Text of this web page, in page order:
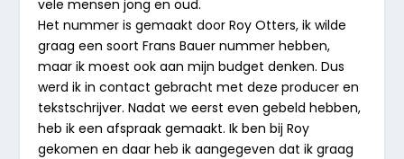
vele mensen jong en oud.
Het nummer is gemaakt door Roy Otters, ik wilde
graag een soort Frans Bauer nummer hebben,
maar ik moest ook aan mijn budget denken. Dus
werd ik in contact gebracht met deze producer en
tekstschrijver. Nadat we eerst even gebeld hebben,
heb ik een afspraak gemaakt. Ik ben bij Roy
gekomen en daar heb ik aangegeven dat ik graag